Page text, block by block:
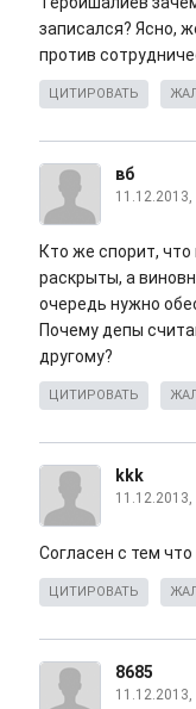
записался? Ясно,
против
ЦИТИРОВАТЬ
вб
11.12.2013,
Кто же спорит,
раскрыты, а
очередь нужно
Почему депы
другому?
ЦИТИРОВАТЬ
kkk
11.12.2013,
Согласен с тем
ЦИТИРОВАТЬ
8685
11.12.2013,